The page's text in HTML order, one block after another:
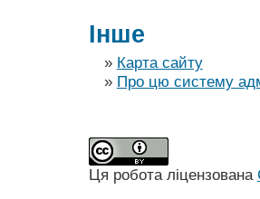
Інше
» Карта сайту
» Про цю систему
Ця робота ліцензована